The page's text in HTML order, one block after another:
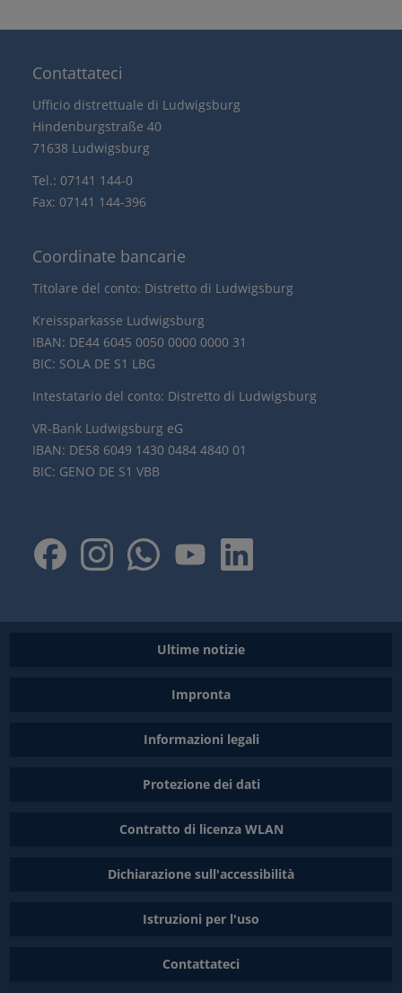
Contattateci
Ufficio distrettuale di Ludwigsburg
Hindenburgstraße 40
71638 Ludwigsburg
Tel.: 07141 144-0
Fax: 07141 144-396
Coordinate bancarie
Titolare del conto: Distretto di Ludwigsburg
Kreissparkasse Ludwigsburg
IBAN: DE44 6045 0050 0000 0000 31
BIC: SOLA DE S1 LBG
Intestatario del conto: Distretto di Ludwigsburg
VR-Bank Ludwigsburg eG
IBAN: DE58 6049 1430 0484 4840 01
BIC: GENO DE S1 VBB
Ultime notizie
Impronta
Informazioni legali
Protezione dei dati
Contratto di licenza WLAN
Dichiarazione sull'accessibilità
Istruzioni per l'uso
Contattateci